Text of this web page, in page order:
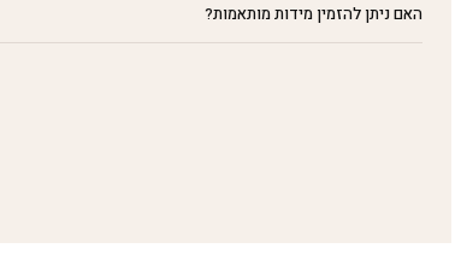
האם ניתן להזמין מידות מותאמות?